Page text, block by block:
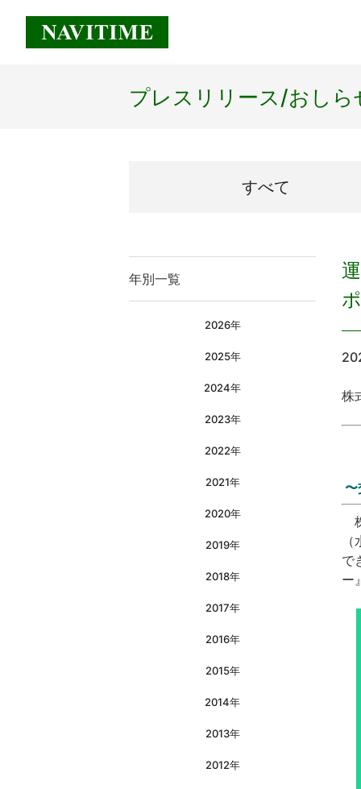
プレスリリース/おしら
すべて
年別一覧
2026年
2025年
2024年
2023年
2022年
2021年
2020年
2019年
2018年
2017年
2016年
2015年
2014年
2013年
2012年
株
で
ー